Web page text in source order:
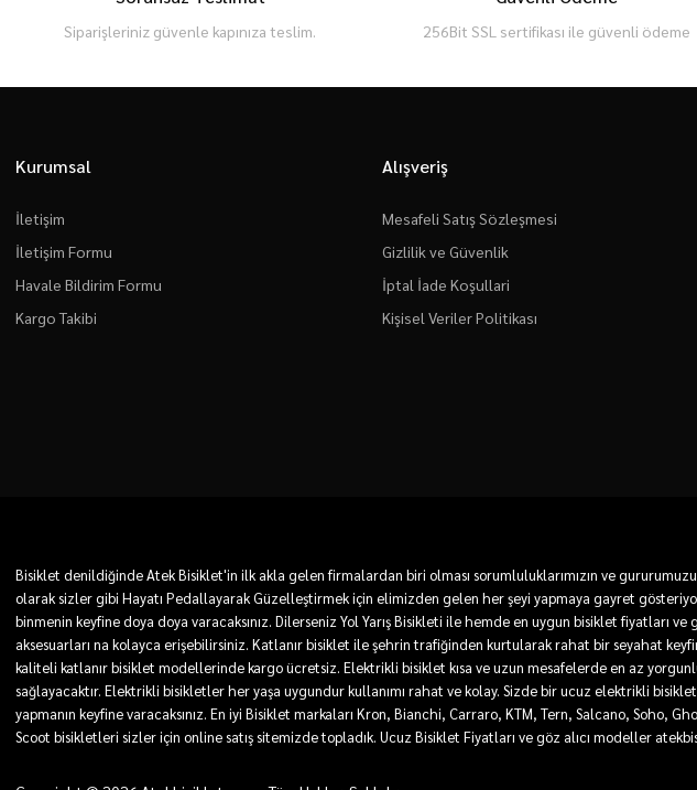
Siparişleriniz güvenle kapınıza teslim. 256Bit SSL sertifikası ile güvenli ödeme
Kurumsal
İletişim
İletişim Formu
Havale Bildirim Formu
Kargo Takibi
Alışveriş
Mesafeli Satış Sözleşmesi
Gizlilik ve Güvenlik
İptal İade Koşullari
Kişisel Veriler Politikası
Bisiklet denildiğinde Atek Bisiklet'in ilk akla gelen firmalardan biri olması sorumluluklarımızın ve
olarak sizler gibi Hayatı Pedallayarak Güzelleştirmek için elimizden gelen her şeyi yapmaya gayret
binmenin keyfine doya doya varacaksınız. Dilerseniz Yol Yarış Bisikleti ile hemde en uygun bisiklet fiyatları
aksesuarları na kolayca erişebilirsiniz. Katlanır bisiklet ile şehrin trafiğinden kurtularak rahat bir seyahat
kaliteli katlanır bisiklet modellerinde kargo ücretsiz. Elektrikli bisiklet kısa ve uzun mesafelerde en az
sağlayacaktır. Elektrikli bisikletler her yaşa uygundur kullanımı rahat ve kolay. Sizde bir ucuz elektrikli
yapmanın keyfine varacaksınız. En iyi Bisiklet markaları Kron, Bianchi, Carraro, KTM, Tern, Salcano, Soho,
Scoot bisikletleri sizler için online satış sitemizde topladık. Ucuz Bisiklet Fiyatları ve göz alıcı modeller